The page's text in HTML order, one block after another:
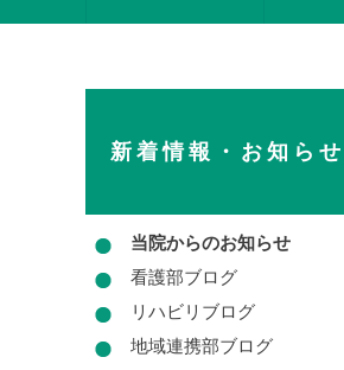
新着情報・お知らせ
当院からのお知らせ
看護部ブログ
リハビリブログ
地域連携部ブログ